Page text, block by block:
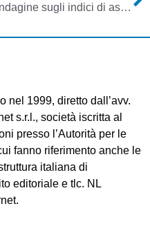
Indagine sugli indici di ascolto: misure e raccomandazioni sull’Auditel
nel 1999, diretto dall’avv.
s.r.l., società iscritta al
presso l’Autorità per le
fanno riferimento anche le
italiana di
editoriale e tlc. NL